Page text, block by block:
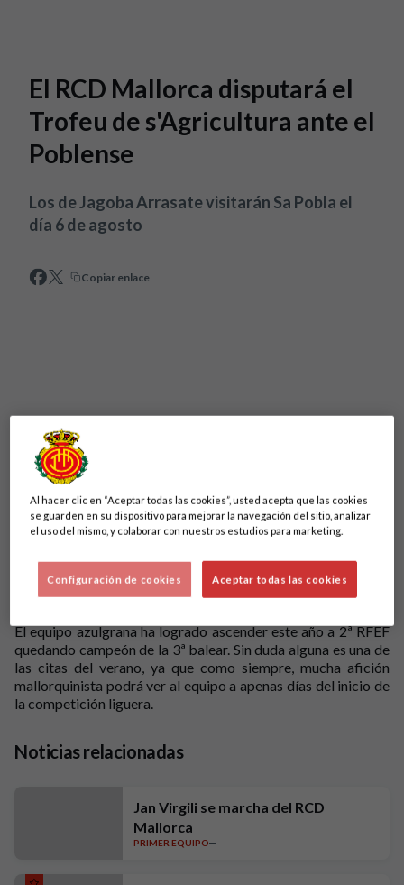
El RCD Mallorca disputará el
Trofeu de s'Agricultura ante el
Poblense
Los de Jagoba Arrasate visitarán Sa Pobla el
día 6 de agosto
Copiar enlace
ultimar la pretemporada. En esta53ª edición del Trofeu de
s'Agricultura, el club bermellón jugará el6 de agosto a las
19.30 horasen elPolideportivo Municipal de Sa Pobla
El equipo azulgrana ha logrado ascender este año a 2ª RFEF
quedando campeón de la 3ª balear. Sin duda alguna es una de
las citas del verano, ya que como siempre, mucha afición
mallorquinista podrá ver al equipo a apenas días del inicio de
la competición liguera.
Noticias relacionadas
Jan Virgili se marcha del RCD
Mallorca
PRIMER EQUIPO
Al hacer clic en “Aceptar todas las cookies”, usted acepta que las cookies
se guarden en su dispositivo para mejorar la navegación del sitio, analizar
el uso del mismo, y colaborar con nuestros estudios para marketing.
Aceptar todas las cookies
Configuración de cookies